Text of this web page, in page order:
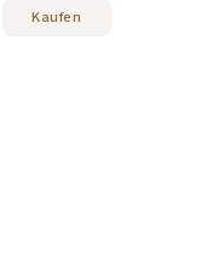
Kaufen